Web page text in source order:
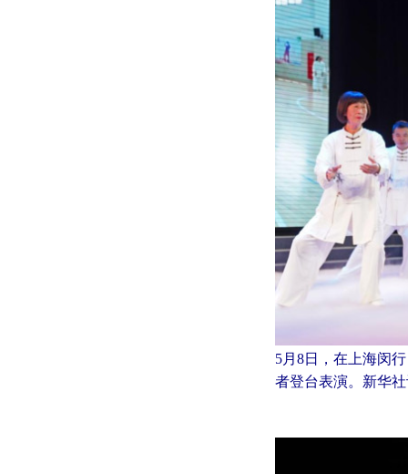
5月8日，在上海闵
者登台表演。新华